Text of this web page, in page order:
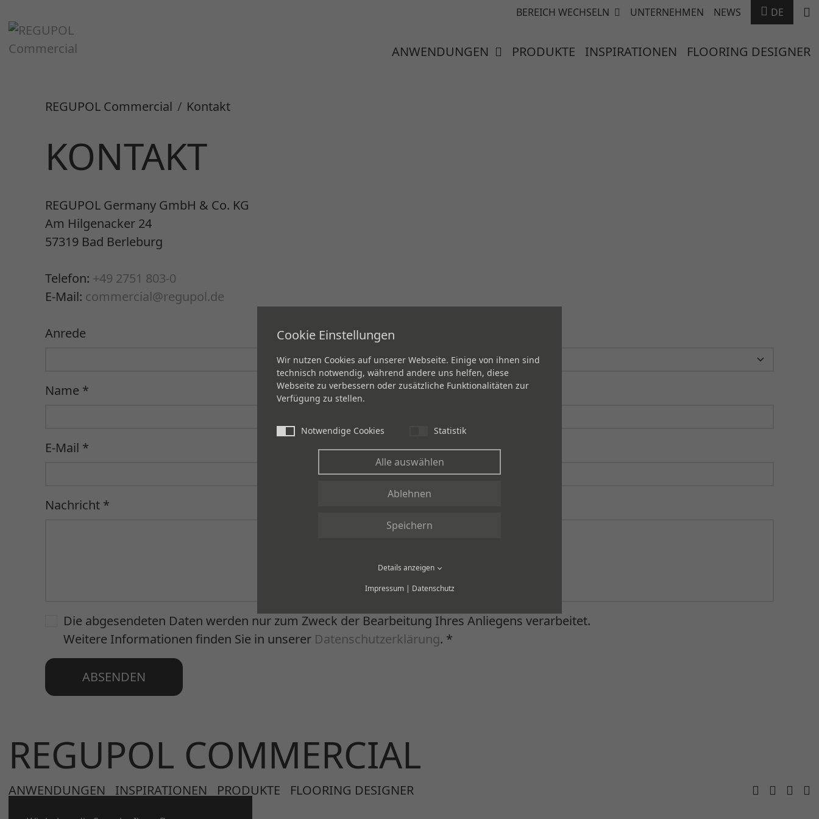
BEREICH WECHSELN UNTERNEHMEN NEWS DE
ANWENDUNGEN PRODUKTE INSPIRATIONEN FLOORING DESIGNER
REGUPOL Commercial Kontakt
KONTAKT
REGUPOL Germany GmbH & Co. KG
Am Hilgenacker 24
57319 Bad Berleburg
Telefon: +49 2751 803-0
E-Mail: commercial@regupol.de
Anrede
Name *
E-Mail *
Nachricht *
Die abgesendeten Daten werden nur zum Zweck der Bearbeitung Ihres Anliegens verarbeitet.
Weitere Informationen finden Sie in unserer Datenschutzerklärung. *
ABSENDEN
REGUPOL COMMERCIAL
ANWENDUNGEN INSPIRATIONEN PRODUKTE
FLOORING DESIGNER
Cookie Einstellungen
Wir nutzen Cookies auf unserer Webseite. Einige von ihnen sind
technisch notwendig, während andere uns helfen, diese
Webseite zu verbessern oder zusätzliche Funktionalitäten zur
Verfügung zu stellen.
Notwendige Cookies Statistik
Alle auswählen
Ablehnen
Speichern
Details anzeigen
Impressum| Datenschutz